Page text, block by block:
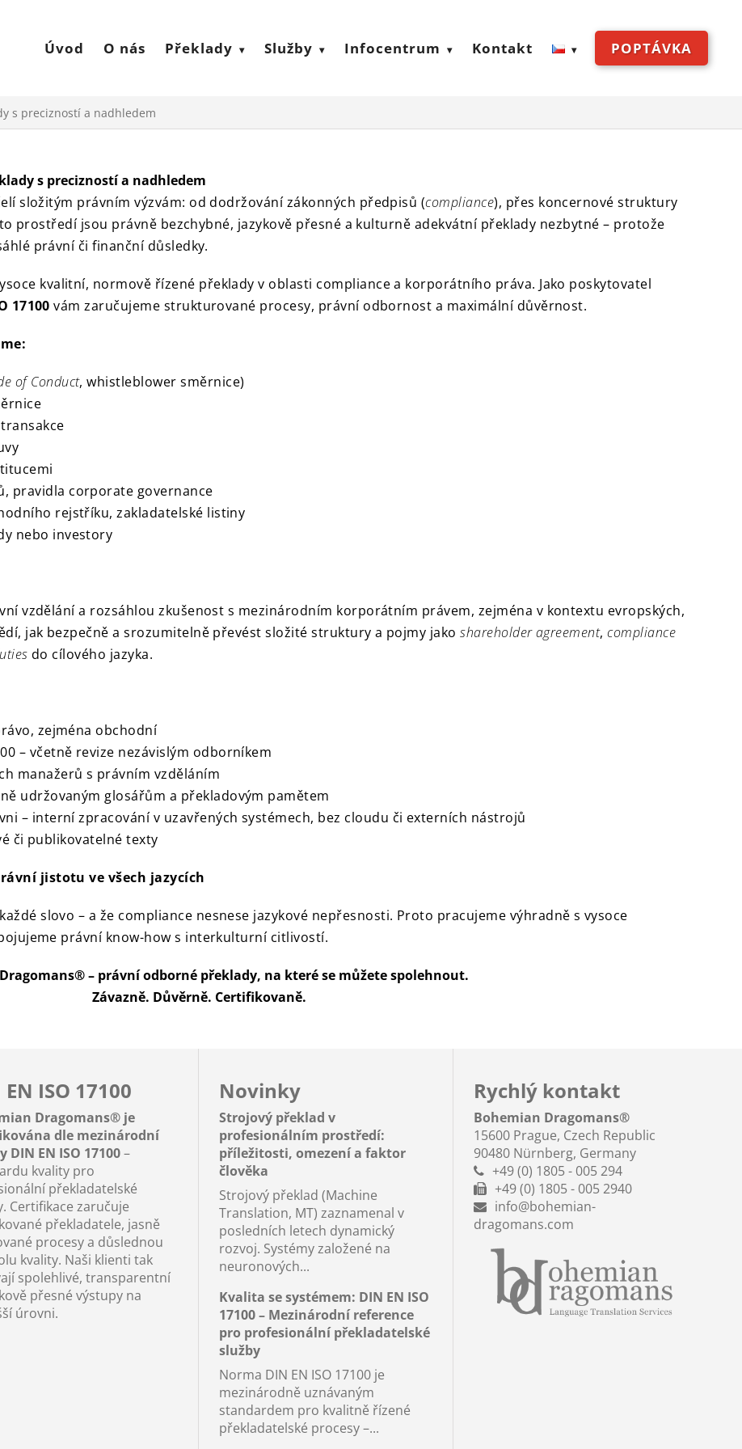
Úvod O nás Překlady Služby Infocentrum Kontakt POPTÁVKA
s precizností a nadhledem
s precizností a nadhledem
složitým právním výzvám: od dodržování zákonných předpisů (compliance), přes koncernové struktury
prostředí jsou právně bezchybné, jazykově přesné a kulturně adekvátní překlady nezbytné – protože
právní či finanční důsledky.
kvalitní, normově řízené překlady v oblasti compliance a korporátního práva. Jako poskytovatel
17100 vám zaručujeme strukturované procesy, právní odbornost a maximální důvěrnost.
of Conduct, whistleblower směrnice)
pravidla corporate governance
rejstříku, zakladatelské listiny
nebo investory
vzdělání a rozsáhlou zkušenost s mezinárodním korporátním právem, zejména v kontextu evropských,
jak bezpečně a srozumitelně převést složité struktury a pojmy jakoshareholder agreement,compliance
do cílového jazyka.
zejména obchodní
– včetně revize nezávislým odborníkem
manažerů s právním vzděláním
udržovaným glosářům a překladovým pamětem
– interní zpracování v uzavřených systémech, bez cloudu či externích nástrojů
či publikovatelné texty
jistotu ve všech jazycích
slovo – a že compliance nesnese jazykové nepřesnosti. Proto pracujeme výhradně s vysoce
právní know-how s interkulturní citlivostí.
– právní odborné překlady, na které se můžete spolehnout.
Závazně. Důvěrně. Certifikovaně.
ISO 17100
Dragomans® je
dle mezinárodní
DIN EN ISO 17100–
kvality pro
překladatelské
Certifikace zaručuje
překladatele, jasně
procesy a důslednou
kvality. Naši klienti tak
spolehlivé, transparentní
přesné výstupy na
úrovni.
Novinky
Strojový překlad v
profesionálním prostředí:
příležitosti, omezení a faktor
člověka
Strojový překlad (Machine
Translation, MT) zaznamenal v
posledních letech dynamický
rozvoj. Systémy založené na
neuronových...
Kvalita se systémem: DIN EN ISO
17100 – Mezinárodní reference
pro profesionální překladatelské
služby
Norma DIN EN ISO 17100 je
mezinárodně uznávaným
standardem pro kvalitně řízené
překladatelské procesy –...
Rychlý kontakt
Bohemian Dragomans®
15600 Prague, Czech Republic
90480 Nürnberg, Germany
+49 (0) 1805 - 005 294
+49 (0) 1805 - 005 2940
info@bohemian-
dragomans.com